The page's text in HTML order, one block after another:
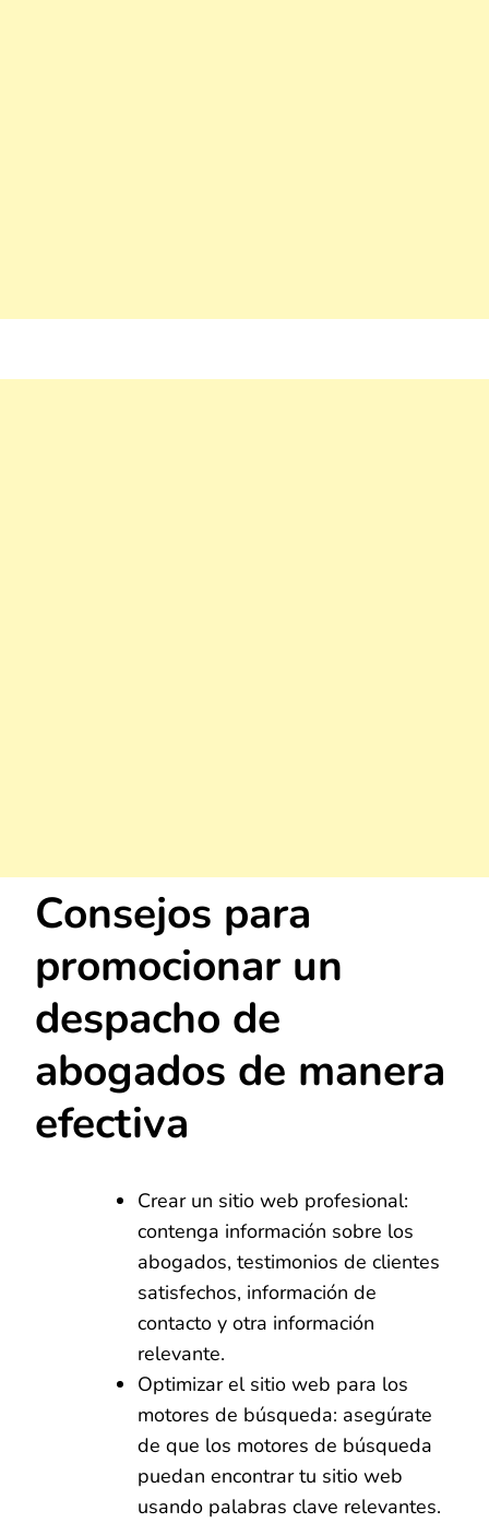
Consejos para
promocionar un
despacho de
abogados de manera
efectiva
Crear un sitio web profesional:
contenga información sobre los
abogados, testimonios de clientes
satisfechos, información de
contacto y otra información
relevante.
Optimizar el sitio web para los
motores de búsqueda: asegúrate
de que los motores de búsqueda
puedan encontrar tu sitio web
usando palabras clave relevantes.